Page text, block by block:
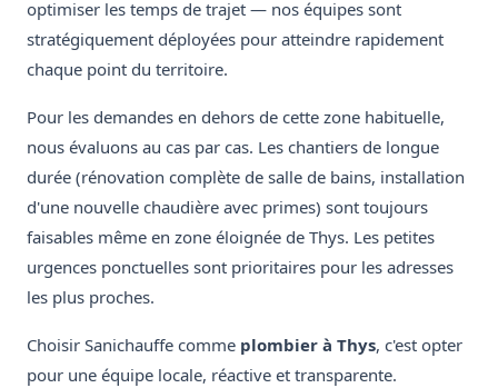
optimiser les temps de trajet — nos équipes sont
stratégiquement déployées pour atteindre rapidement
chaque point du territoire.
Pour les demandes en dehors de cette zone habituelle,
nous évaluons au cas par cas. Les chantiers de longue
durée (rénovation complète de salle de bains, installation
d'une nouvelle chaudière avec primes) sont toujours
faisables même en zone éloignée de Thys. Les petites
urgences ponctuelles sont prioritaires pour les adresses
les plus proches.
Choisir Sanichauffe comme plombier à Thys, c'est opter
pour une équipe locale, réactive et transparente.